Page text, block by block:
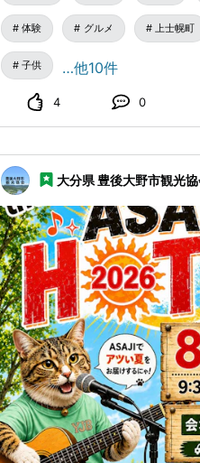
最新情報は、北海道バルーンフ
の公式Instagramをチェック→
ぜひフォローして応援してくだ
体験 グルメ 上士幌町
子供 …他10件
4 0
大分県 豊後大野市観光